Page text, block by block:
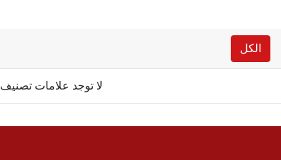
الكل
لا توجد علامات تصنيف